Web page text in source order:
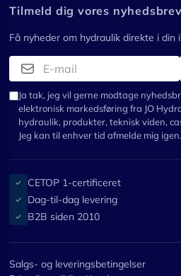
Tilmeld dig vores nyhedsbrev
Få nyheder om hydraulik direkte i din
Ja tak, jeg vil gerne modtage
elektronisk markedsføring fra JO
hydraulik, produkter, teknisk viden,
Jeg kan til enhver tid afmelde mig igen.
✓ CETOP 1-certificeret
✓ Dag-til-dag levering
✓ B2B siden 2010
Salgs- og leveringsbetingelser